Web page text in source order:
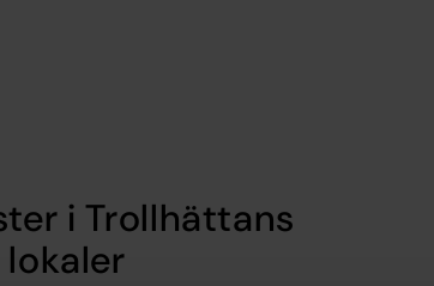
i Trollhättans